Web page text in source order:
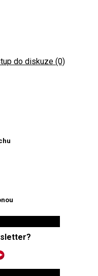
do diskuze (0)